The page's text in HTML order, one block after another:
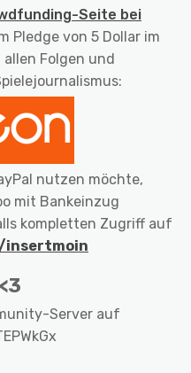
Seite bei
Pledge von 5 Dollar im
Folgen und
nutzen möchte,
mit Bankeinzug
kompletten Zugriff auf
insertmoin
Server auf